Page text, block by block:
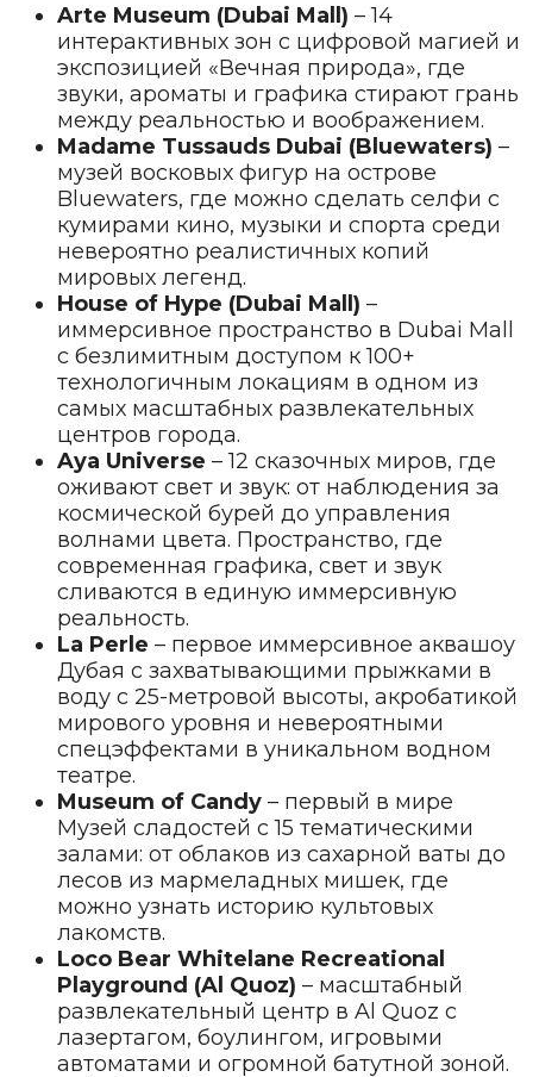
Arte Museum (Dubai Mall) – 14
интерактивных зон с цифровой магией и
экспозицией «Вечная природа», где
звуки, ароматы и графика стирают грань
между реальностью и воображением.
Madame Tussauds Dubai (Bluewaters) –
музей восковых фигур на острове
Bluewaters, где можно сделать селфи с
кумирами кино, музыки и спорта среди
невероятно реалистичных копий
мировых легенд.
House of Hype (Dubai Mall) –
иммерсивное пространство в Dubai Mall
с безлимитным доступом к 100+
технологичным локациям в одном из
самых масштабных развлекательных
центров города.
Aya Universe – 12 сказочных миров, где
оживают свет и звук: от наблюдения за
космической бурей до управления
волнами цвета. Пространство, где
современная графика, свет и звук
сливаются в единую иммерсивную
реальность.
La Perle – первое иммерсивное аквашоу
Дубая с захватывающими прыжками в
воду с 25-метровой высоты, акробатикой
мирового уровня и невероятными
спецэффектами в уникальном водном
театре.
Museum of Candy– первый в мире
Музей сладостей с 15 тематическими
залами: от облаков из сахарной ваты до
лесов из мармеладных мишек, где
можно узнать историю культовых
лакомств.
Loco Bear Whitelane Recreational
Playground (Al Quoz) – масштабный
развлекательный центр в Al Quoz с
лазертагом, боулингом, игровыми
автоматами и огромной батутной зоной.